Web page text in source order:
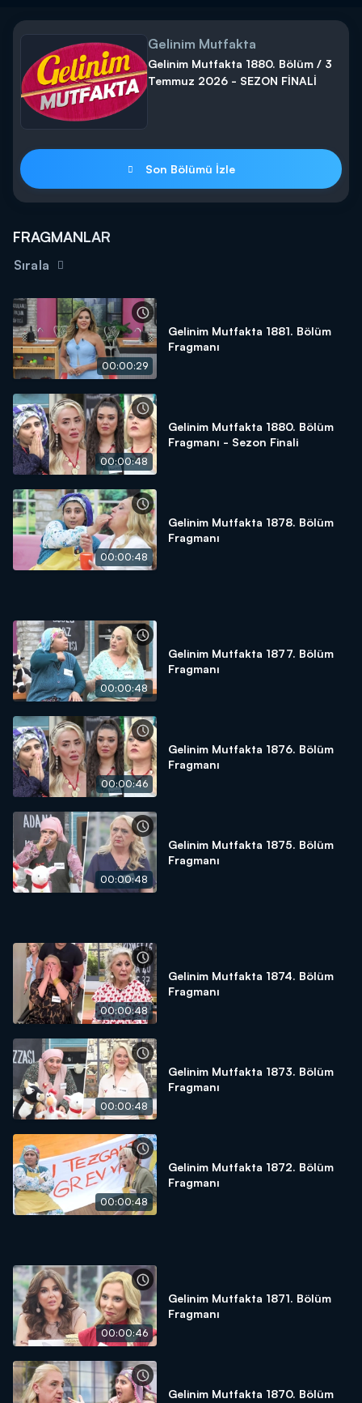
formunu doldurmaya başlayın!
BAŞVURULARINIZ İÇİN WHATSAPP HATTI: 0539 570 37 07
BAŞVURULARINIZ İÇİN WEB
ADRESİ:https://www.kanald.com.tr/gelinim-mutfakta-basvuru-
formu
saat 14.00'da Kanal D'de!
Gelinim Mutfakta
Gelinim Mutfakta 1880. Bölüm / 3
Temmuz 2026 - SEZON FİNALİ
Son Bölümü İzle
FRAGMANLAR
Sırala
00:00:29
Gelinim Mutfakta 1881. Bölüm
Fragmanı
00:00:48
Gelinim Mutfakta 1880. Bölüm
Fragmanı - Sezon Finali
00:00:48
Gelinim Mutfakta 1878. Bölüm
Fragmanı
00:00:48
Gelinim Mutfakta 1877. Bölüm
Fragmanı
00:00:46
Gelinim Mutfakta 1876. Bölüm
Fragmanı
00:00:48
Gelinim Mutfakta 1875. Bölüm
Fragmanı
00:00:48
Gelinim Mutfakta 1874. Bölüm
Fragmanı
00:00:48
Gelinim Mutfakta 1873. Bölüm
Fragmanı
00:00:48
Gelinim Mutfakta 1872. Bölüm
Fragmanı
00:00:46
Gelinim Mutfakta 1871. Bölüm
Fragmanı
Gelinim Mutfakta 1870. Bölüm